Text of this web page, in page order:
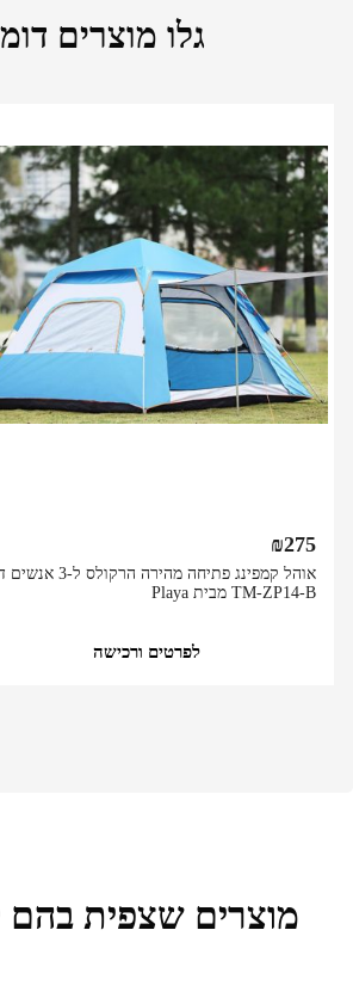
גלו מוצרים
אוהל קמפינג פתיחה מהירה הרקולס
TM-ZP14-B מבית Playa
₪275
לפרטים ורכישה
מוצרים שצפית בהם